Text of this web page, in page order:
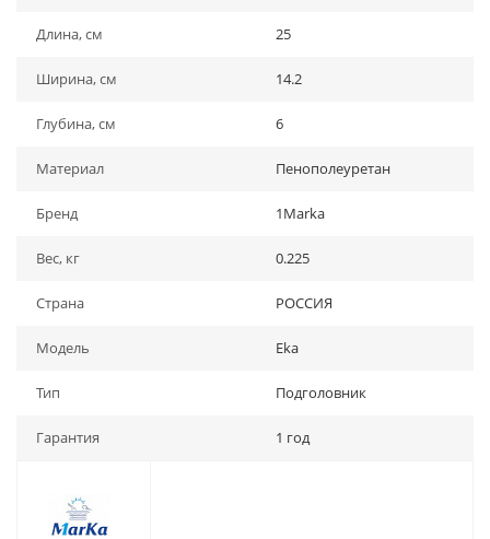
Длина, см 25
Ширина, см 14.2
Глубина, см 6
Материал Пенополеуретан
Бренд 1Marka
Вес, кг 0.225
Страна РОССИЯ
Модель Eka
Тип Подголовник
Гарантия 1 год